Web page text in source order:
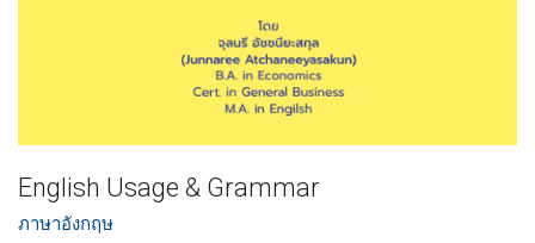
English Usage & Grammar
ภาษาอังกฤษ